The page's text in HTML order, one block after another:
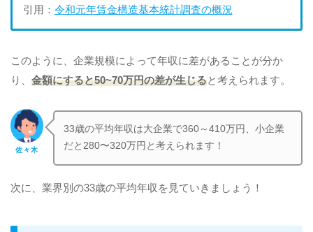
引用： 令和元年賃金構造基本統計調査の概況
このように、企業規模によって年収に差があることが分か
り、 金額にすると50~70万円の差が生じると考えられます。
佐々木
33歳の平均年収は大企業で360～410万円、小企業
だと280〜320万円と考えられます！
次に、業界別の33歳の平均年収を見ていきましょう！